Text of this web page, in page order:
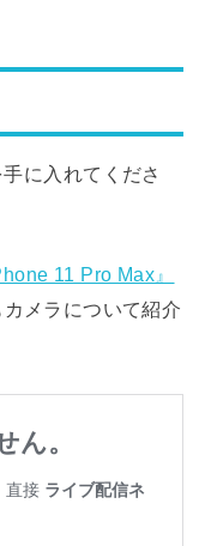
に入れてくださ
11 Pro Max』
カメラについて紹介